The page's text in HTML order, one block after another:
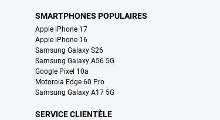
SMARTPHONES POPULAIRES
Apple iPhone 17
Apple iPhone 16
Samsung Galaxy S26
Samsung Galaxy A56 5G
Google Pixel 10a
Motorola Edge 60 Pro
Samsung Galaxy A17 5G
SERVICE CLIENTÈLE